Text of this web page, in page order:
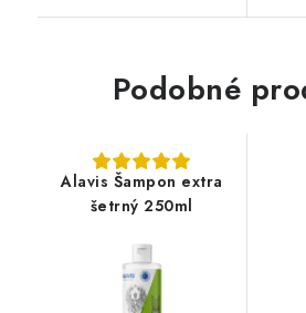
Podobné
Alavis Šampon extra
šetrný 250ml